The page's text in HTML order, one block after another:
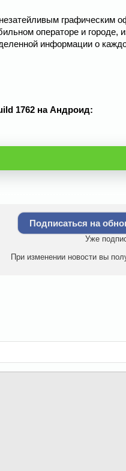
графическим
операторе и городе,
информации о
1762 на Андроид:
Подписаться на
Уже
При изменении новости вы